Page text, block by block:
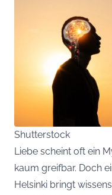
Shutterstock
Liebe scheint oft ein
kaum greifbar. Doch
Helsinki bringt